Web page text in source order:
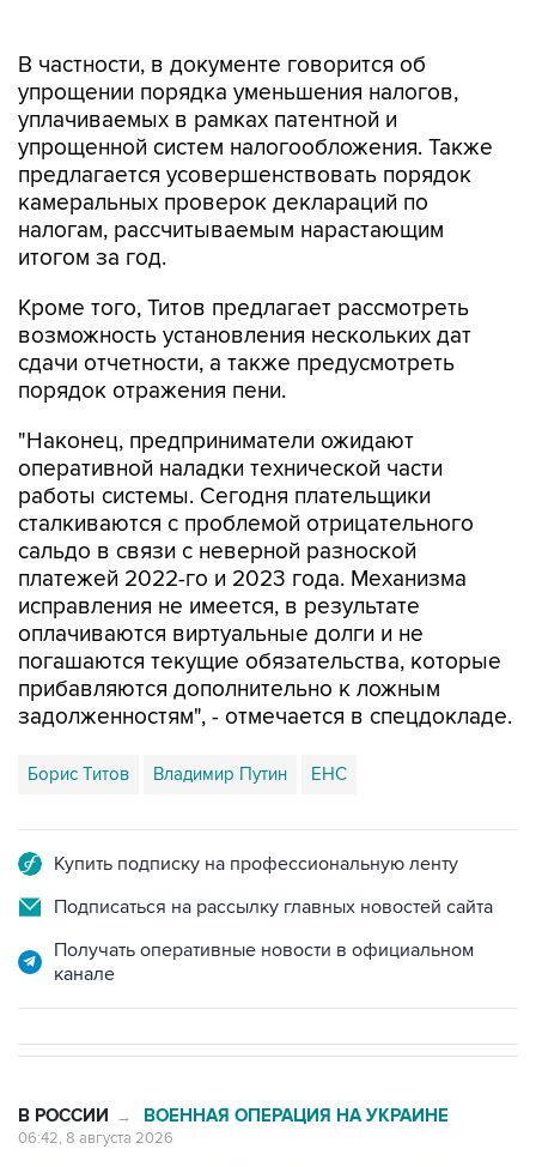
уплачиваемых в рамках патентной и
упрощенной систем налогообложения. Также
предлагается усовершенствовать порядок
камеральных проверок деклараций по
налогам, рассчитываемым нарастающим
итогом за год.
Кроме того, Титов предлагает рассмотреть
сдачи отчетности, а также предусмотреть
порядок отражения пени.
"Наконец, предприниматели ожидают
работы системы. Сегодня плательщики
сталкиваются с проблемой отрицательного
сальдо в связи с неверной разноской
платежей 2022-го и 2023 года. Механизма
исправления не имеется, в результате
оплачиваются виртуальные долги и не
погашаются текущие обязательства, которые
прибавляются дополнительно к ложным
задолженностям", - отмечается в спецдокладе.
Борис Титов Владимир Путин ЕНС
Подписаться на рассылку главных новостей сайта
Получать оперативные новости в официальном
Промышленное предприятие в
Самарской области подверглось